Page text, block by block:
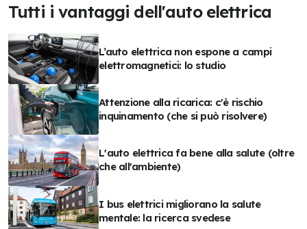
Tutti i vantaggi dell'auto elettrica
L’auto elettrica non espone a campi
elettromagnetici: lo studio
Attenzione alla ricarica: c'è rischio
inquinamento (che si può risolvere)
L'auto elettrica fa bene alla salute (oltre
che all'ambiente)
I bus elettrici migliorano la salute
mentale: la ricerca svedese